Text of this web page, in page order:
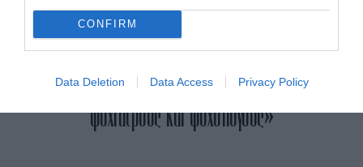
CONFIRM
Data Deletion Data Access Privacy Policy
Μία έφηβη μεγαλώνει στα 80s: «Η ελαφρότητα της
ψηφιακής εποχής μάς στέλνει μαζικά σε
ψυχιάτρους και ψυχολόγους»